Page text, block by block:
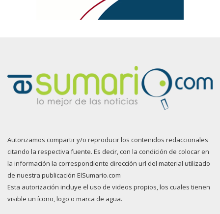
Autorizamos compartir y/o reproducir los contenidos redaccionales
citando la respectiva fuente. Es decir, con la condición de colocar en
la información la correspondiente dirección url del material utilizado
de nuestra publicación ElSumario.com
Esta autorización incluye el uso de videos propios, los cuales tienen
visible un ícono, logo o marca de agua.